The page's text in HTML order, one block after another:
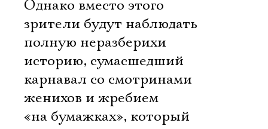
Однако вместо этого
зрители будут наблюдать
полную неразберихи
историю, сумасшедший
карнавал со смотринами
женихов и жребием
«на бумажках», который
Электропочта